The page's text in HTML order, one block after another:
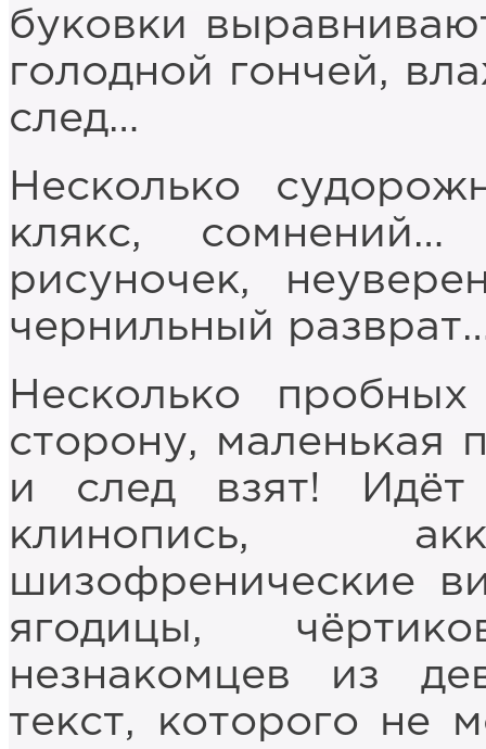
буковки
голодной гончей,
след…
Несколько
клякс, сомнений…
рисуночек,
чернильный
Несколько
сторону, маленькая
и след взят! Идёт
клинопись,
шизофренические
ягодицы,
незнакомцев из
текст, которого не